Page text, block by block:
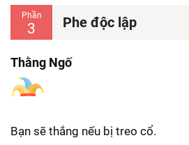
Phần
3 Phe độc lập
Thằng Ngố
Bạn sẽ thắng nếu bị treo cổ.